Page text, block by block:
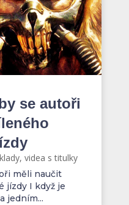
se autoři
videa s titulky
měli naučit
jízdy I když je
jedním...